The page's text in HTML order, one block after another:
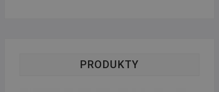
PRODUKTY